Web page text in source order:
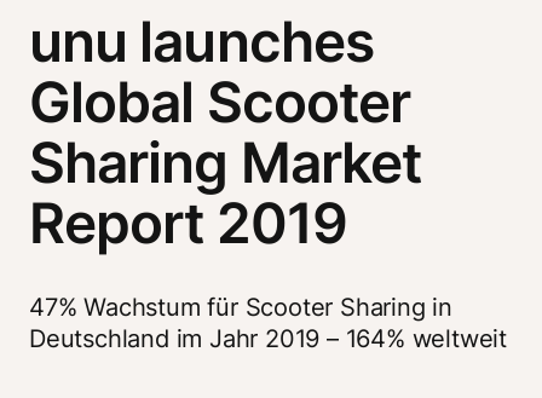
unu launches
Global Scooter
Sharing Market
Report 2019
47% Wachstum für Scooter Sharing in
Deutschland im Jahr 2019 – 164% weltweit